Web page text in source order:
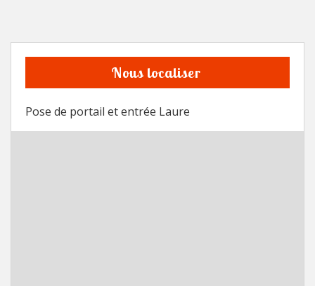
Nous localiser
Pose de portail et entrée Laure